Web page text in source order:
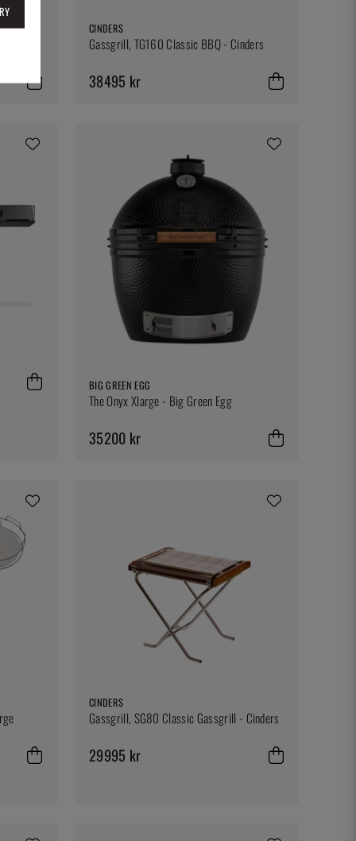
CINDERS
Gassgrill, TG160 Classic BBQ - Cinders
38495 kr
BIG GREEN EGG
The Onyx Xlarge - Big Green Egg
35200 kr
CINDERS
Gassgrill, SG80 Classic Gassgrill - Cinders
29995 kr